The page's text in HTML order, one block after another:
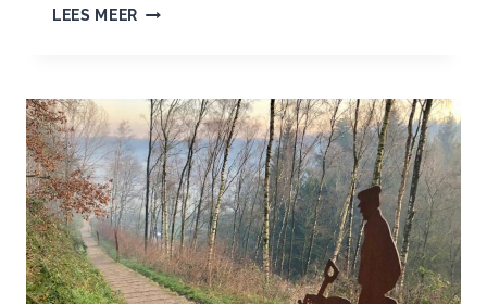
LEES MEER IJZERTIJDDAG
BOERDERIJ